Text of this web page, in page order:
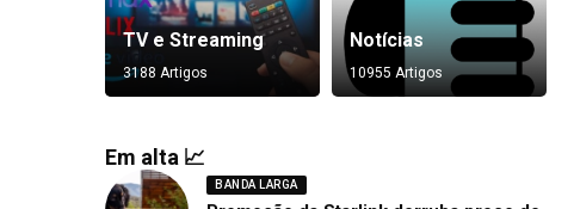
TV e Streaming
3188 Artigos
Notícias
10955 Artigos
Em alta 📈
BANDA LARGA